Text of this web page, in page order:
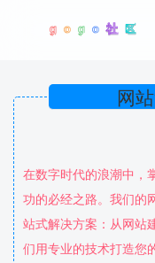
在数字时代的浪潮中，
功的必经之路。我们的
站式解决方案：从网站
们用专业的技术打造您